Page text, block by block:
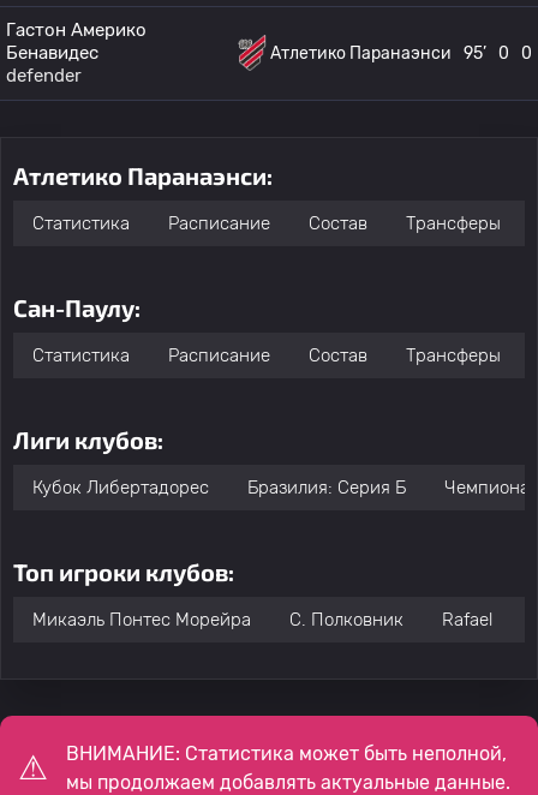
Гастон Америко
Бенавидес
defender
Атлетико Паранаэнси 95’ 0 0
Атлетико Паранаэнси:
Статистика Расписание Состав Трансферы
Сан-Паулу:
Статистика Расписание Состав Трансферы
Лиги клубов:
Кубок Либертадорес Бразилия: Серия Б
Топ игроки клубов:
Микаэль Понтес Морейра C. Полковник Rafael
ВНИМАНИЕ: Статистика может быть неполной,
мы продолжаем добавлять актуальные данные.